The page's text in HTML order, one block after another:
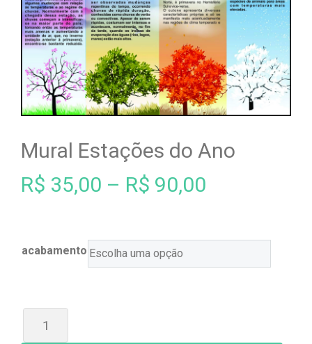
Mural Estações do Ano
R$ 35,00 – R$ 90,00
acabamento